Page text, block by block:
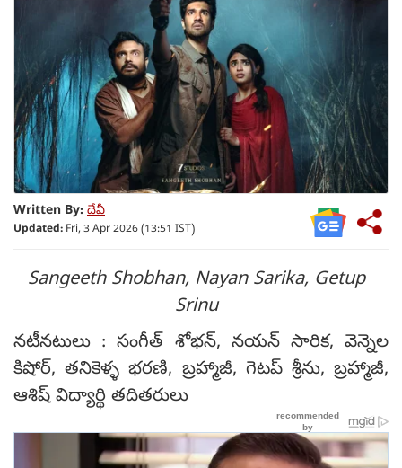
Written By: దేవీ
Updated: Fri, 3 Apr 2026 (13:51 IST)
Sangeeth Shobhan, Nayan Sarika, Getup
Srinu
నటీనటులు : సంగీత్ శోభన్, నయన్ సారిక, వెన్నెల
కిషోర్, తనికెళ్ళ భరణి, బ్రహ్మాజీ, గెటప్ శ్రీను, బ్రహ్మాజీ,
ఆశిష్ విద్యార్థి తదితరులు